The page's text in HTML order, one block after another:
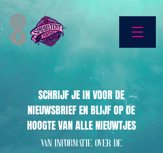
SCHRIJF JE IN VOOR DE
NIEUWSBRIEF EN BLIJF OP DE
HOOGTE VAN ALLE NIEUWTJES
VAN INFORMATIE OVER DE